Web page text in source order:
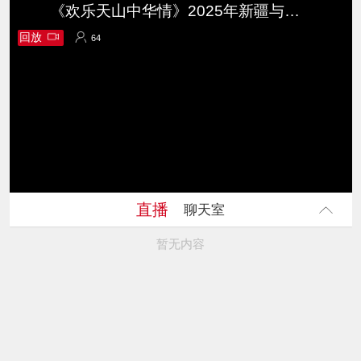
回放 64
《欢乐天山中华情》2025年新疆与援疆省市春节联欢晚会
直播 聊天室
暂无内容